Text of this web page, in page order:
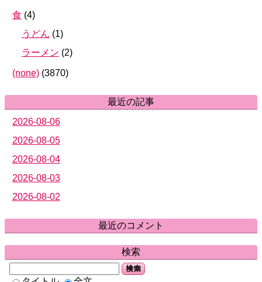
食 (4)
うどん (1)
ラーメン (2)
(none) (3870)
最近の記事
2026-08-06
2026-08-05
2026-08-04
2026-08-03
2026-08-02
最近のコメント
検索
検索